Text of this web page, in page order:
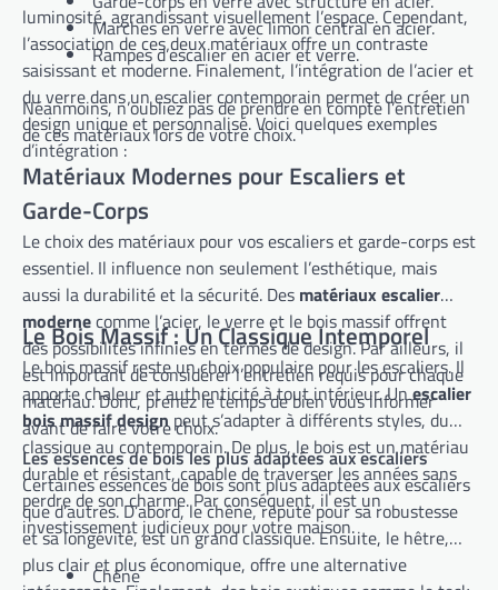
luminosité, agrandissant visuellement l’espace. Cependant,
l’association de ces deux matériaux offre un contraste
saisissant et moderne. Finalement, l’intégration de l’acier et
du verre dans un escalier contemporain permet de créer un
design unique et personnalisé. Voici quelques exemples
d’intégration :
Marches en verre avec limon central en acier.
Rampes d’escalier en acier et verre.
Néanmoins, n’oubliez pas de prendre en compte l’entretien
de ces matériaux lors de votre choix.
Matériaux Modernes pour Escaliers et
Garde-Corps
Le choix des matériaux pour vos escaliers et garde-corps est
essentiel. Il influence non seulement l’esthétique, mais
aussi la durabilité et la sécurité. Des matériaux escalier
modernecomme l’acier, le verre et le bois massif offrent
des possibilités infinies en termes de design. Par ailleurs, il
est important de considérer l’entretien requis pour chaque
matériau. Donc, prenez le temps de bien vous informer
avant de faire votre choix.
Le Bois Massif : Un Classique Intemporel
Le bois massif reste un choix populaire pour les escaliers. Il
apporte chaleur et authenticité à tout intérieur. Unescalier
bois massif designpeut s’adapter à différents styles, du
classique au contemporain. De plus, le bois est un matériau
durable et résistant, capable de traverser les années sans
perdre de son charme. Par conséquent, il est un
investissement judicieux pour votre maison.
Les essences de bois les plus adaptées aux escaliers
Certaines essences de bois sont plus adaptées aux escaliers
que d’autres. D’abord, le chêne, réputé pour sa robustesse
et sa longévité, est un grand classique. Ensuite, le hêtre,
plus clair et plus économique, offre une alternative
Chêne